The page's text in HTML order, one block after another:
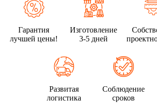
Гарантия
лучшей цены!
Изготовление
3-5 дней
Развитая
логистика
Соблюдение
сроков